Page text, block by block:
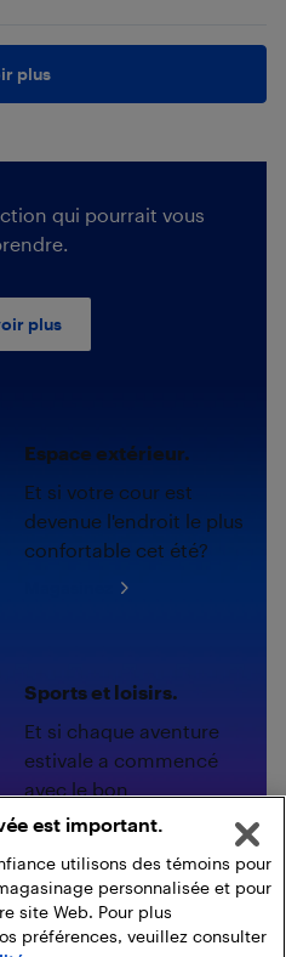
plus
qui pourrait vous
plus
Espace extérieur.
Et si votre cour est
devenue l'endroit le plus
confortable cet été?
Sports et loisirs.
Et si chaque aventure
estivale a commencé
avec le bon
équipement?
Magasinez
est important.
utilisons des témoins pour
personnalisée et pour
site Web. Pour plus
préférences, veuillez consulter